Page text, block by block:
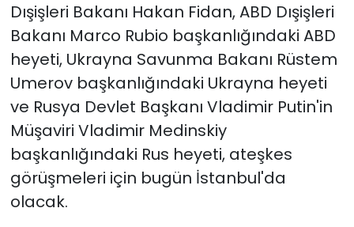
Dışişleri Bakanı Hakan Fidan, ABD Dışişleri
Bakanı Marco Rubio başkanlığındaki ABD
heyeti, Ukrayna Savunma Bakanı Rüstem
Umerov başkanlığındaki Ukrayna heyeti
ve Rusya Devlet Başkanı Vladimir Putin'in
Müşaviri Vladimir Medinskiy
başkanlığındaki Rus heyeti, ateşkes
görüşmeleri için bugün İstanbul'da
olacak.
Video Galeri
YAŞAM
Yazarlar